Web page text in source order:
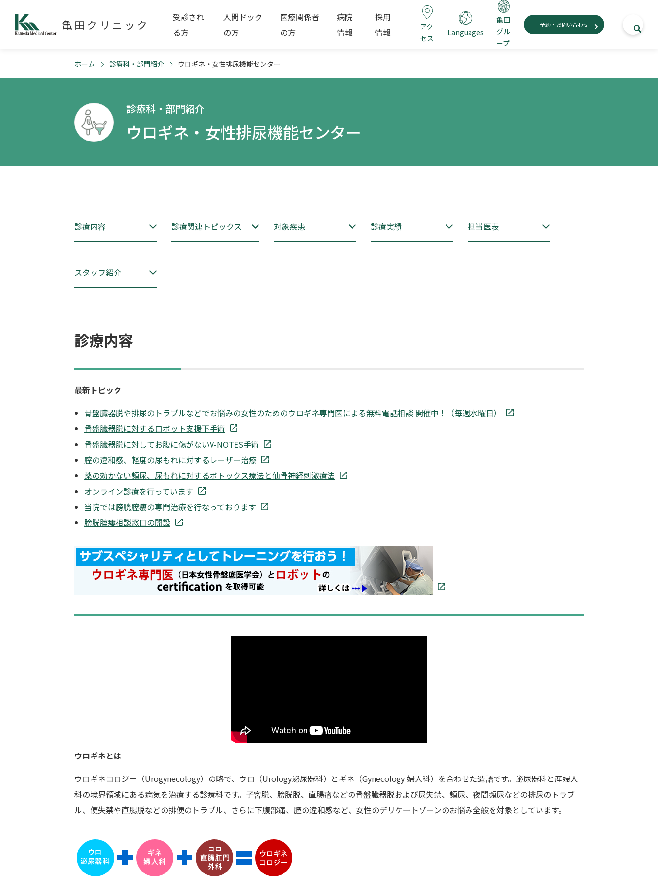
亀田クリニック
受診され
る方
人間ドック
の方
医療関係者
の方
病院
情報
採用
情報
アク
セス
Languages
亀田
グル
ープ
予約・お問い合わせ
ホーム 診療科・部門紹介 ウロギネ・女性排尿機能センター
診療科・部門紹介
ウロギネ・女性排尿機能センター
診療内容 診療関連トピックス 対象疾患 診療実績 担当医表
スタッフ紹介
診療内容
最新トピック
骨盤臓器脱や排尿のトラブルなどでお悩みの女性のためのウロギネ専門医による無料電話相談 開催中！（毎週水曜日）
骨盤臓器脱に対するロボット支援下手術
骨盤臓器脱に対してお腹に傷がないV-NOTES手術
腟の違和感、軽度の尿もれに対するレーザー治療
薬の効かない頻尿、尿もれに対するボトックス療法と仙骨神経刺激療法
オンライン診療を行っています
当院では膀胱膣瘻の専門治療を行なっております
膀胱腟瘻相談窓口の開設
ウロギネとは
ウロギネコロジー（Urogynecology）の略で、ウロ（Urology泌尿器科）とギネ（Gynecology 婦人科）を合わせた造語です。泌尿器科と産婦人
科の境界領域にある病気を治療する診療科です。子宮脱、膀胱脱、直腸瘤などの骨盤臓器脱および尿失禁、頻尿、夜間頻尿などの排尿のトラブ
ル、便失禁や直腸脱などの排便のトラブル、さらに下腹部痛、膣の違和感など、女性のデリケートゾーンのお悩み全般を対象としています。